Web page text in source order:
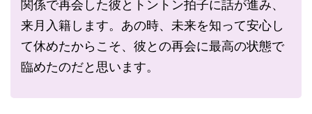
関係で再会した彼とトントン拍子に話が進み、
来月入籍します。あの時、未来を知って安心し
て休めたからこそ、彼との再会に最高の状態で
臨めたのだと思います。